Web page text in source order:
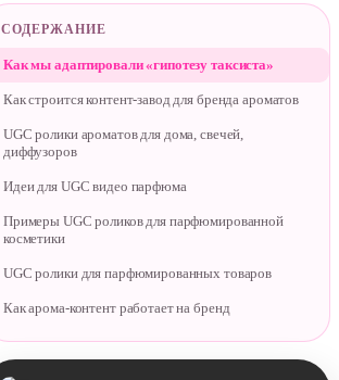
СОДЕРЖАНИЕ
Как мы адаптировали «гипотезу таксиста»
Как строится контент-завод для бренда ароматов
UGC ролики ароматов для дома, свечей,
диффузоров
Идеи для UGC видео парфюма
Примеры UGC роликов для парфюмированной
косметики
UGC ролики для парфюмированных товаров
Как арома-контент работает на бренд